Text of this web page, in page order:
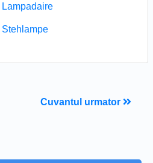
Lampadaire
Stehlampe
Cuvantul urmator